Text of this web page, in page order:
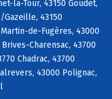
la-Tour, 43150 Goudet,
Gazeille, 43150
de-Fugères, 43000
Charensac, 43700
Chadrac, 43700
43000 Polignac,